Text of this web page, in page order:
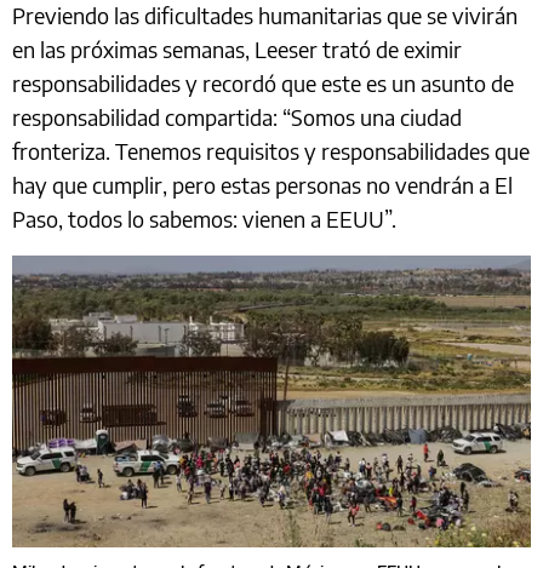
Previendo las dificultades humanitarias que se vivirán
en las próximas semanas, Leeser trató de eximir
responsabilidades y recordó que este es un asunto de
responsabilidad compartida: “Somos una ciudad
fronteriza. Tenemos requisitos y responsabilidades que
hay que cumplir, pero estas personas no vendrán a El
Paso, todos lo sabemos: vienen a EEUU”.